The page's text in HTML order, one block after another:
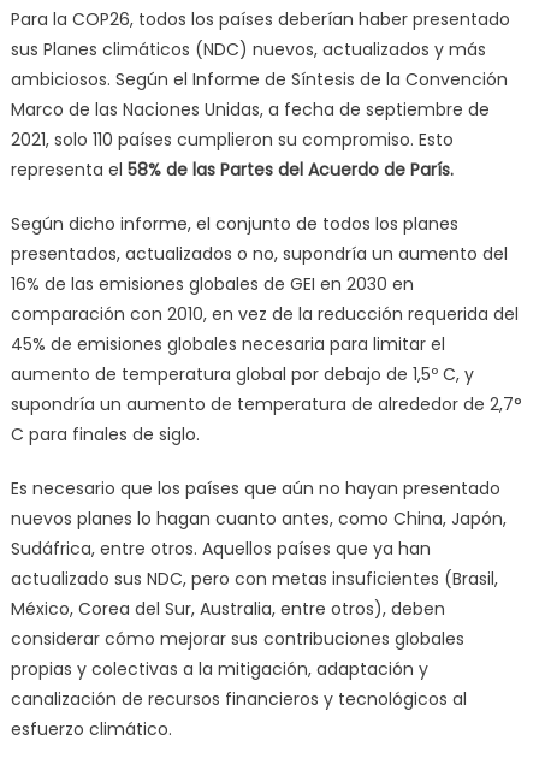
Para la COP26, todos los países deberían haber presentado
sus Planes climáticos (NDC) nuevos, actualizados y más
ambiciosos. Según el Informe de Síntesis de la Convención
Marco de las Naciones Unidas, a fecha de septiembre de
2021, solo 110 países cumplieron su compromiso. Esto
representa el 58% de las Partes del Acuerdo de París.
Según dicho informe, el conjunto de todos los planes
presentados, actualizados o no, supondría un aumento del
16% de las emisiones globales de GEI en 2030 en
comparación con 2010, en vez de la reducción requerida del
45% de emisiones globales necesaria para limitar el
aumento de temperatura global por debajo de 1,5º C, y
supondría un aumento de temperatura de alrededor de 2,7°
C para finales de siglo.
Es necesario que los países que aún no hayan presentado
nuevos planes lo hagan cuanto antes, como China, Japón,
Sudáfrica, entre otros. Aquellos países que ya han
actualizado sus NDC, pero con metas insuficientes (Brasil,
México, Corea del Sur, Australia, entre otros), deben
considerar cómo mejorar sus contribuciones globales
propias y colectivas a la mitigación, adaptación y
canalización de recursos financieros y tecnológicos al
esfuerzo climático.